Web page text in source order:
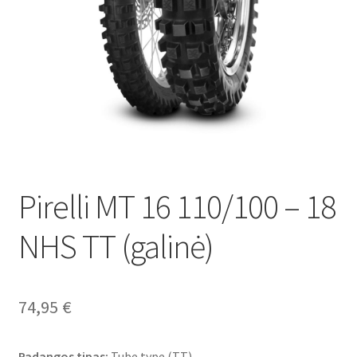
Pirelli MT 16 110/100 – 18
NHS TT (galinė)
74,95 €